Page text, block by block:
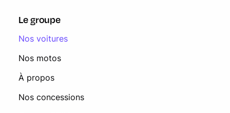
Le groupe
Nos voitures
Nos motos
À propos
Nos concessions